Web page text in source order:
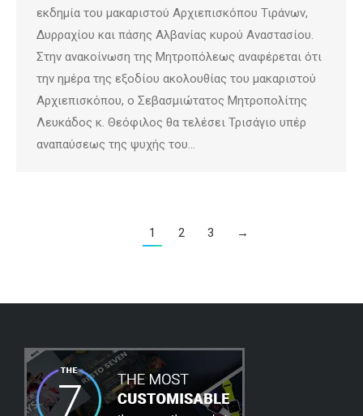
εκδημία του μακαριστού Αρχιεπισκόπου Τιράνων,
Δυρραχίου και πάσης Αλβανίας κυρού Αναστασίου.
Στην ανακοίνωση της Μητροπόλεως αναφέρεται ότι
την ημέρα της εξοδίου ακολουθίας του μακαριστού
Αρχιεπισκόπου, ο Σεβασμιώτατος Μητροπολίτης
Λευκάδος κ. Θεόφιλος θα τελέσει Τρισάγιο υπέρ
αναπαύσεως της ψυχής του…
1 2 3 →